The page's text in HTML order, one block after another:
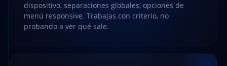
dispositivo, separaciones globales, opciones de
menú responsive. Trabajas con criterio, no
probando a ver qué sale.